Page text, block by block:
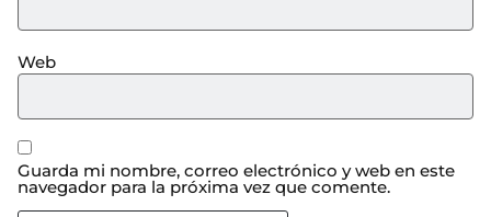
Web
Guarda mi nombre, correo electrónico y web en este
navegador para la próxima vez que comente.